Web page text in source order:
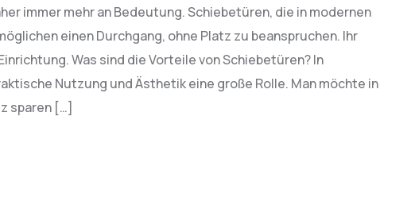
immer mehr an Bedeutung. Schiebetüren, die in modernen
einen Durchgang, ohne Platz zu beanspruchen. Ihr
Was sind die Vorteile von Schiebetüren? In
Nutzung und Ästhetik eine große Rolle. Man möchte in
sparen […]